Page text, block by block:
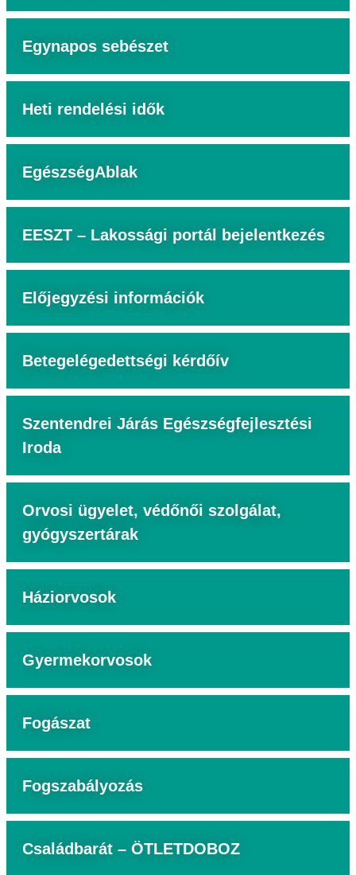
Egynapos sebészet
Heti rendelési idők
EgészségAblak
EESZT – Lakossági portál bejelentkezés
Előjegyzési információk
Betegelégedettségi kérdőív
Szentendrei Járás Egészségfejlesztési
Iroda
Orvosi ügyelet, védőnői szolgálat,
gyógyszertárak
Háziorvosok
Gyermekorvosok
Fogászat
Fogszabályozás
Családbarát – ÖTLETDOBOZ